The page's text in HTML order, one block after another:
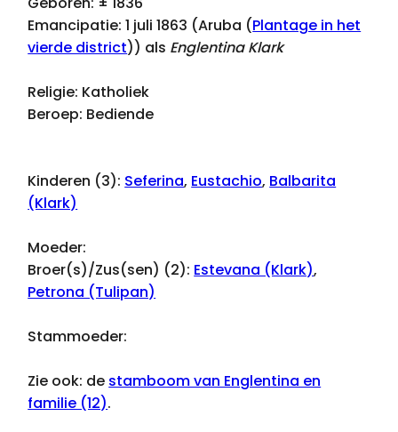
Emancipatie: 1 juli 1863 (Aruba (Plantage in het
vierde district)) als Englentina Klark
Religie: Katholiek
Beroep: Bediende
Kinderen (3): Seferina, Eustachio, Balbarita
(Klark)
Moeder:
Broer(s)/Zus(sen) (2): Estevana (Klark),
Petrona (Tulipan)
Stammoeder:
Zie ook: de stamboom van Englentina en
familie (12).